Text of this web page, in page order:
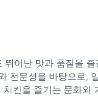
어난 맛과 품질을
전문성을 바탕으로,
킨을 즐기는 문화와